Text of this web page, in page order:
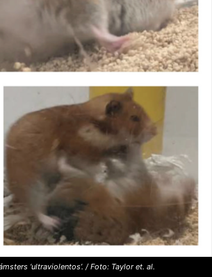
‘ultraviolentos’. / Foto: Taylor et. al.